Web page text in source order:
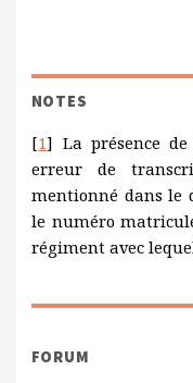
NOTES
[1] La présence
erreur de
mentionné dans le
le numéro
régiment avec
FORUM